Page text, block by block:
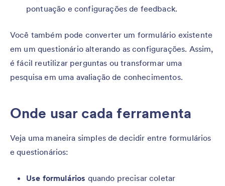
pontuação e configurações de feedback.
Você também pode converter um formulário existente
em um questionário alterando as configurações. Assim,
é fácil reutilizar perguntas ou transformar uma
pesquisa em uma avaliação de conhecimentos.
Onde usar cada ferramenta
Veja uma maneira simples de decidir entre formulários
e questionários:
Use formulários quando precisar coletar